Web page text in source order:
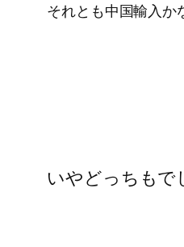
それとも中国輸入か
いやどっちもで